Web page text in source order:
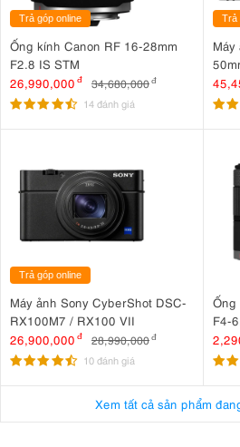
Trả góp online
Ống kính Canon RF 16-28mm
F2.8 IS STM
26,990,000 đ 34,680,000đ
14 đánh giá
Trả
Máy
Trả góp online
Máy ảnh Sony CyberShot DSC-
RX100M7 / RX100 VII
26,900,000 đ 28,990,000đ
10 đánh giá
Ống
F4-
Xem tất cả sản phẩm